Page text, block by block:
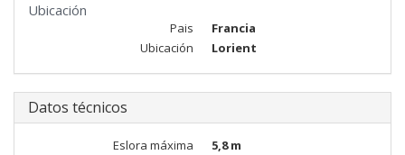
Ubicación
Pais
Francia
Ubicación
Lorient
Datos técnicos
Eslora máxima
5,8 m